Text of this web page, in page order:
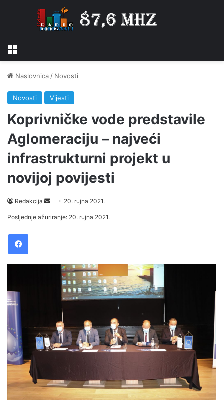
Izbornik
Naslovnica / Novosti
Novosti Vijesti
Koprivničke vode predstavile
Aglomeraciju – najveći
infrastrukturni projekt u
novijoj povijesti
Redakcija
Send 20. rujna 2021.
Posljednje ažuriranje: 20. rujna 2021.
Facebook